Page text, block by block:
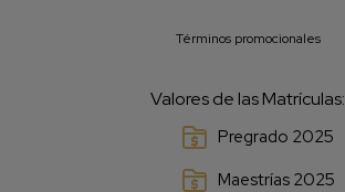
Términos promocionales
Valores de las Matrículas:
Pregrado 2025
Maestrías 2025